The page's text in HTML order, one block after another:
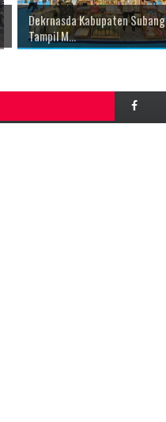
Dekrnasda Kabupaten Subang
Tampil M...